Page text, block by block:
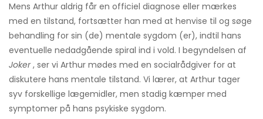
Mens Arthur aldrig får en officiel diagnose eller mærkes
med en tilstand, fortsætter han med at henvise til og søge
behandling for sin (de) mentale sygdom (er), indtil hans
eventuelle nedadgående spiral ind i vold. I begyndelsen af
Joker, ser vi Arthur mødes med en socialrådgiver for at
diskutere hans mentale tilstand. Vi lærer, at Arthur tager
syv forskellige lægemidler, men stadig kæmper med
symptomer på hans psykiske sygdom.